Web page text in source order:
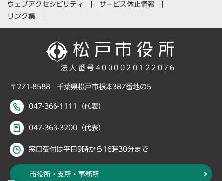
ウェブアクセシビリティ
サービス休止情報
リンク集
法人番号4000020122076
〒271-8588 千葉県松戸市根本387番地の5
047-366-1111（代表）
047-363-3200（代表）
窓口受付は平日9時から16時30分まで
市役所・支所・事務所